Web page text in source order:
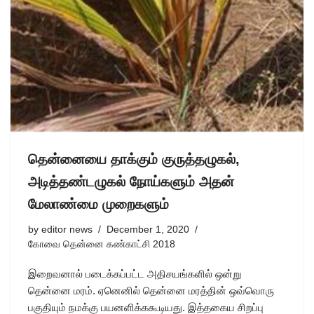
தென்னையை தாக்கும் குருத்தழுகல்,
அடித்தண்டழுகல் நோய்களும் அதன்
மேலாண்மை முறைகளும்
by editor news
December 1, 2020
கோவை தென்னை கண்காட்சி 2018
இறைவனால் படைக்கப்பட்ட அதிசயங்களில் ஒன்று
தென்னை மரம். ஏனெனில் தென்னை மரத்தின் ஒவ்வொரு
பகுதியும் நமக்கு பயனளிக்ககூடியது. இத்தகைய சிறப்பு